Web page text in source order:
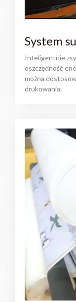
System
Inteligentnie
oszczędność
można
drukowania.